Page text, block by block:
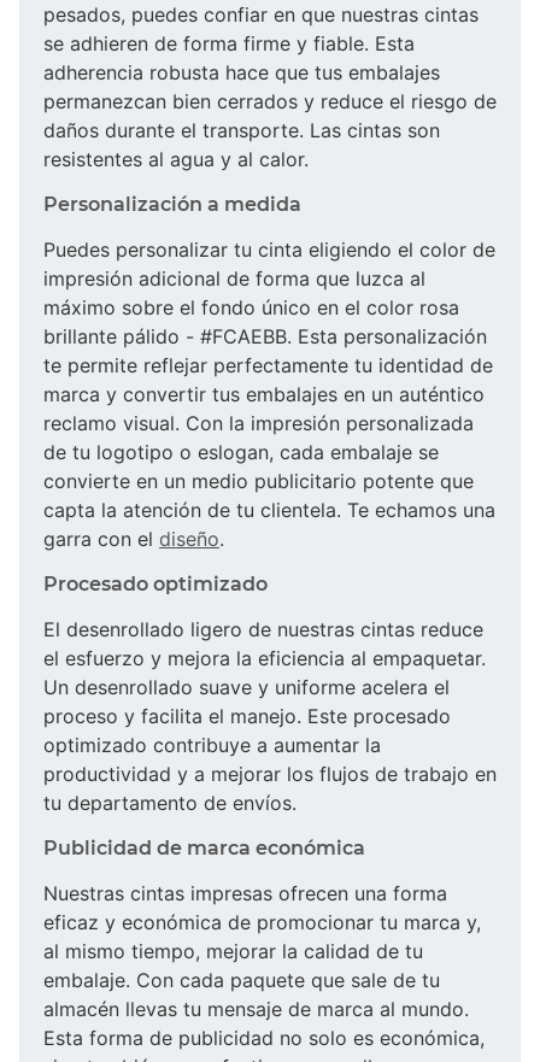
pesados, puedes confiar en que nuestras cintas
se adhieren de forma firme y fiable. Esta
adherencia robusta hace que tus embalajes
permanezcan bien cerrados y reduce el riesgo de
daños durante el transporte. Las cintas son
resistentes al agua y al calor.
Personalización a medida
Puedes personalizar tu cinta eligiendo el color de
impresión adicional de forma que luzca al
máximo sobre el fondo único en el color rosa
brillante pálido - #FCAEBB. Esta personalización
te permite reflejar perfectamente tu identidad de
marca y convertir tus embalajes en un auténtico
reclamo visual. Con la impresión personalizada
de tu logotipo o eslogan, cada embalaje se
convierte en un medio publicitario potente que
capta la atención de tu clientela. Te echamos una
garra con el diseño.
Procesado optimizado
El desenrollado ligero de nuestras cintas reduce
el esfuerzo y mejora la eficiencia al empaquetar.
Un desenrollado suave y uniforme acelera el
proceso y facilita el manejo. Este procesado
optimizado contribuye a aumentar la
productividad y a mejorar los flujos de trabajo en
tu departamento de envíos.
Publicidad de marca económica
Nuestras cintas impresas ofrecen una forma
eficaz y económica de promocionar tu marca y,
al mismo tiempo, mejorar la calidad de tu
embalaje. Con cada paquete que sale de tu
almacén llevas tu mensaje de marca al mundo.
Esta forma de publicidad no solo es económica,